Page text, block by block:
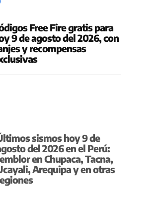
Free Fire gratis para
9 de agosto del 2026, con
y recompensas
sismos hoy 9 de
del 2026 en el Perú:
en Chupaca, Tacna,
Arequipa y en otras